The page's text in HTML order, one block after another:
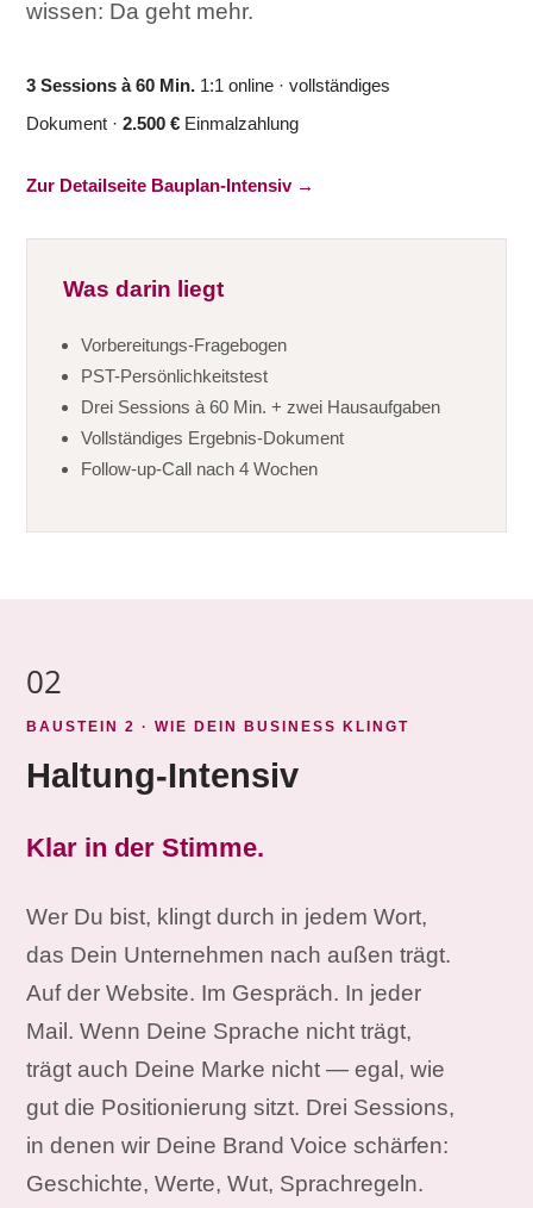
wissen: Da geht mehr.
3 Sessions à 60 Min. 1:1 online · vollständiges
Dokument ·2.500 € Einmalzahlung
Zur Detailseite Bauplan-Intensiv →
Was darin liegt
Vorbereitungs-Fragebogen
PST-Persönlichkeitstest
Drei Sessions à 60 Min. + zwei Hausaufgaben
Vollständiges Ergebnis-Dokument
Follow-up-Call nach 4 Wochen
02
BAUSTEIN 2 · WIE DEIN BUSINESS KLINGT
Haltung-Intensiv
Klar in der Stimme.
Wer Du bist, klingt durch in jedem Wort,
das Dein Unternehmen nach außen trägt.
Auf der Website. Im Gespräch. In jeder
Mail. Wenn Deine Sprache nicht trägt,
trägt auch Deine Marke nicht — egal, wie
gut die Positionierung sitzt. Drei Sessions,
in denen wir Deine Brand Voice schärfen:
Geschichte, Werte, Wut, Sprachregeln.